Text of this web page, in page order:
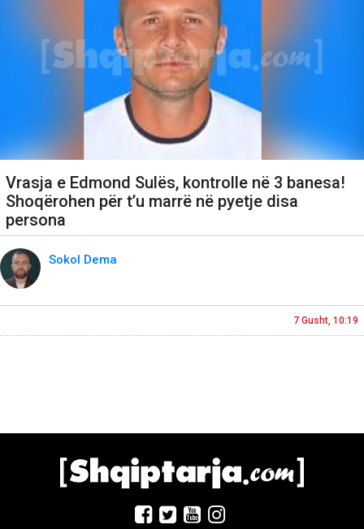
Vrasja e Edmond Sulës, kontrolle në 3 banesa!
Shoqërohen për t’u marrë në pyetje disa
persona
Sokol Dema
7 Gusht, 10:19